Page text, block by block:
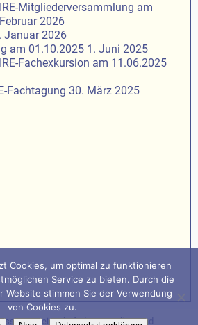
Mitgliederversammlung am
2026
Januar 2026
am 01.10.2025 1. Juni 2025
Fachexkursion am 11.06.2025
Fachtagung 30. März 2025
der Recycling- und
Cookies, um optimal zu funktionieren
Service zu bieten. Durch die
stimmen Sie der Verwendung
von Cookies zu.